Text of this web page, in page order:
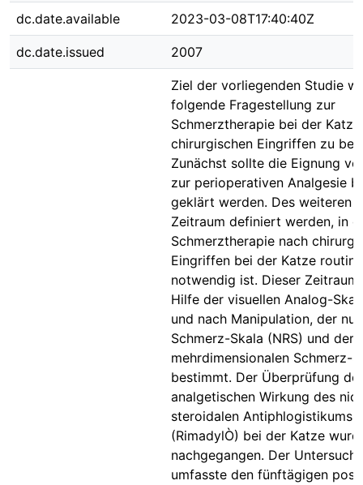
dc.date.available 2023-03-08T17:40:40Z
dc.date.issued 2007
Ziel der vorliegenden Studie
folgende Fragestellung zur
Schmerztherapie bei der
chirurgischen Eingriffen zu
Zunächst sollte die Eignung
zur perioperativen Analgesie
geklärt werden. Des weiteren
Zeitraum definiert werden, in
Schmerztherapie nach
Eingriffen bei der Katze
notwendig ist. Dieser
Hilfe der visuellen Analog-
und nach Manipulation, der
Schmerz-Skala (NRS) und der
mehrdimensionalen Schmerz-
bestimmt. Der Überprüfung der
analgetischen Wirkung des
steroidalen Antiphlogistikums
(RimadylÒ) bei der Katze
nachgegangen. Der
umfasste den fünftägigen